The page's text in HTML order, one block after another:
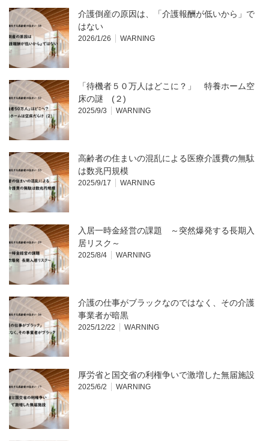
介護倒産の原因は、「介護報酬が低いから」で
はない
2026/1/26 WARNING
「待機者５０万人はどこに？」 特養ホーム空
床の謎 (２)
2025/9/3 WARNING
高齢者の住まいの混乱による医療介護費の無駄
は数兆円規模
2025/9/17 WARNING
入居一時金経営の課題 ～突然爆発する長期入
居リスク～
2025/8/4 WARNING
介護の仕事がブラックなのではなく、その介護
事業者が暗黒
2025/12/22 WARNING
厚労省と国交省の利権争いで激増した無届施設
2025/6/2 WARNING